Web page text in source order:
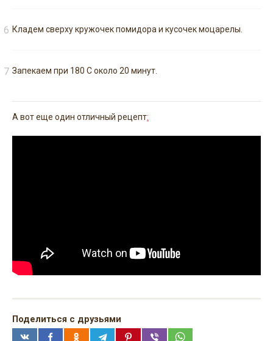
Кладем сверху кружочек помидора и кусочек моцарелы.
Запекаем при 180 С около 20 минут.
А вот еще один отличный рецепт:
Поделиться с друзьями